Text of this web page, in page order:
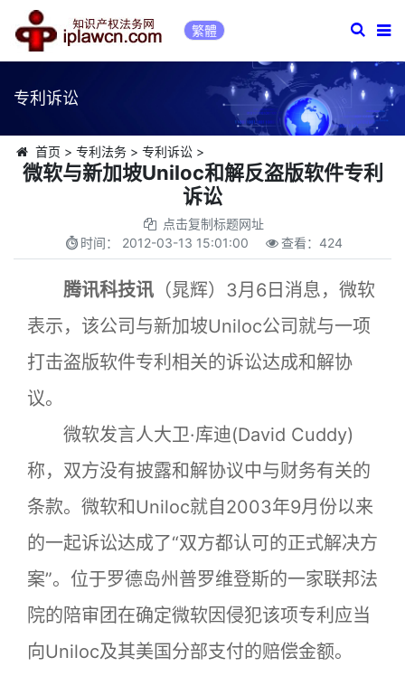
繁體
专利诉讼
首页 > 专利法务> 专利诉讼>
微软与新加坡Uniloc和解反盗版软件专利
诉讼
点击复制标题网址
时间： 2012-03-13 15:01:00 查看： 424
腾讯科技讯 （晁辉）3月6日消息，微软
表示，该公司与新加坡Uniloc公司就与一项
打击盗版软件专利相关的诉讼达成和解协
议。
微软发言人大卫·库迪(David Cuddy)
称，双方没有披露和解协议中与财务有关的
条款。微软和Uniloc就自2003年9月份以来
的一起诉讼达成了“双方都认可的正式解决方
案”。位于罗德岛州普罗维登斯的一家联邦法
院的陪审团在确定微软因侵犯该项专利应当
向Uniloc及其美国分部支付的赔偿金额。